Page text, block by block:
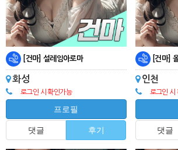
[건마] 설레임아로마
화성
로그인 시 확인가능
프로필
댓글 후기
[건마]
인천
로그인 시
댓글